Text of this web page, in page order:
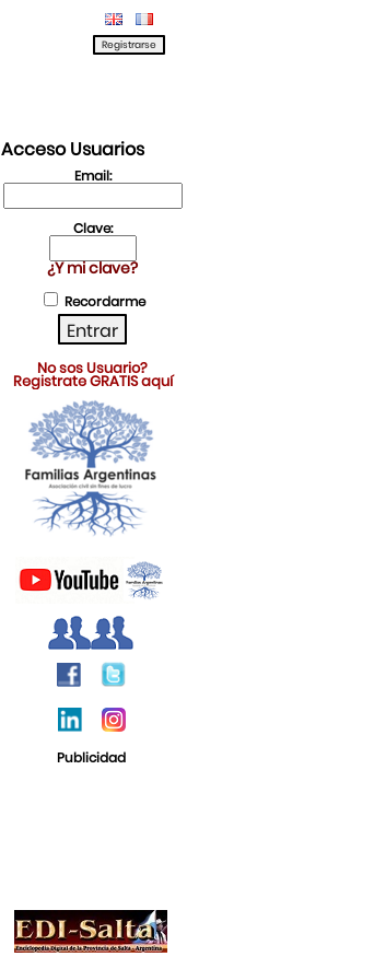
Acceso Usuarios
Email:
Clave:
¿Y mi clave?
Recordarme
No sos Usuario?
Registrate GRATIS aquí
Publicidad